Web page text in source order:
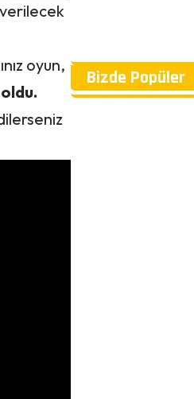
oyun,
Bizde Popüler